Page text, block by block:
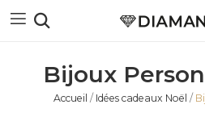
Bijoux
Accueil Idées cadeaux Noël